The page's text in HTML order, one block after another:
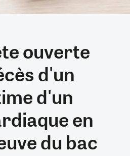
ouverte
d'un
d'un
en
du bac